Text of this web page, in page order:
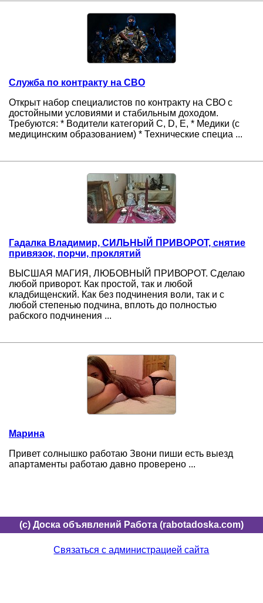
Служба по контракту на СВО
Открыт набор специалистов по контракту на СВО с
достойными условиями и стабильным доходом.
Требуются: * Водители категорий C, D, E, * Медики (с
медицинским образованием) * Технические специа ...
Гадалка Владимир, СИЛЬНЫЙ ПРИВОРОТ, снятие
привязок, порчи, проклятий
ВЫСШАЯ МАГИЯ, ЛЮБОВНЫЙ ПРИВОРОТ. Сделаю
любой приворот. Как простой, так и любой
кладбищенский. Как без подчинения воли, так и с
любой степенью подчина, вплоть до полностью
рабского подчинения ...
Марина
Привет солнышко работаю Звони пиши есть выезд
апартаменты работаю давно проверено ...
(c) Доска объявлений Работа (rabotadoska.com)
Связаться с администрацией сайта